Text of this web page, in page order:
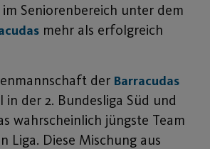
im Seniorenbereich unter dem
mehr als erfolgreich
der Barracudas
der 2. Bundesliga Süd und
wahrscheinlich jüngste Team
Liga. Diese Mischung aus